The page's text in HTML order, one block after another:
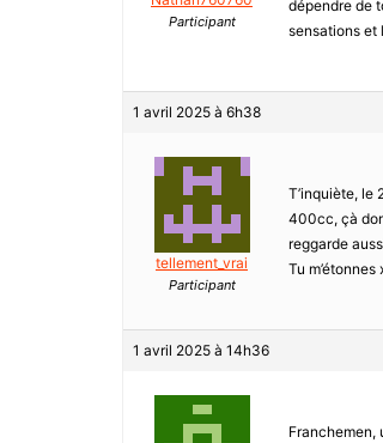
Participant
dépendre de
sensations et
1 avril 2025 à 6h38
tellement_vrai
Participant
T’inquiète, le
400cc, çà
reggarde
Tu m’étonnes
1 avril 2025 à 14h36
Franchemen,